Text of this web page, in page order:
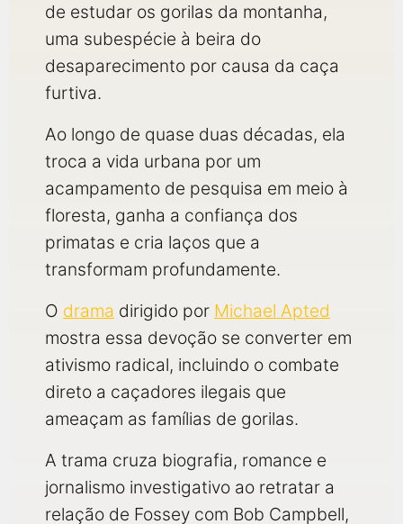
de estudar os gorilas da montanha,
uma subespécie à beira do
desaparecimento por causa da caça
furtiva.
Ao longo de quase duas décadas, ela
troca a vida urbana por um
acampamento de pesquisa em meio à
floresta, ganha a confiança dos
primatas e cria laços que a
transformam profundamente.
O drama dirigido por Michael Apted
mostra essa devoção se converter em
ativismo radical, incluindo o combate
direto a caçadores ilegais que
ameaçam as famílias de gorilas.
A trama cruza biografia, romance e
jornalismo investigativo ao retratar a
relação de Fossey com Bob Campbell,